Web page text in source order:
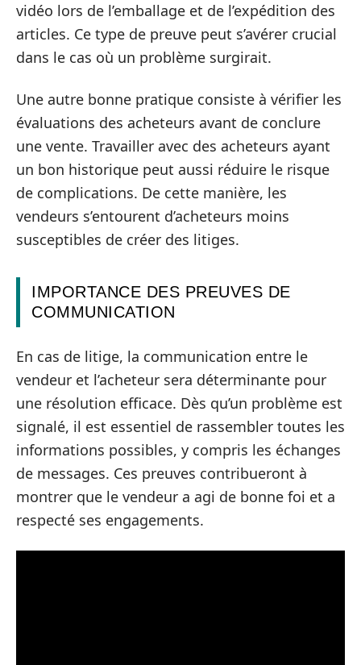
vidéo lors de l’emballage et de l’expédition des
articles. Ce type de preuve peut s’avérer crucial
dans le cas où un problème surgirait.
Une autre bonne pratique consiste à vérifier les
évaluations des acheteurs avant de conclure
une vente. Travailler avec des acheteurs ayant
un bon historique peut aussi réduire le risque
de complications. De cette manière, les
vendeurs s’entourent d’acheteurs moins
susceptibles de créer des litiges.
IMPORTANCE DES PREUVES DE
COMMUNICATION
En cas de litige, la communication entre le
vendeur et l’acheteur sera déterminante pour
une résolution efficace. Dès qu’un problème est
signalé, il est essentiel de rassembler toutes les
informations possibles, y compris les échanges
de messages. Ces preuves contribueront à
montrer que le vendeur a agi de bonne foi et a
respecté ses engagements.